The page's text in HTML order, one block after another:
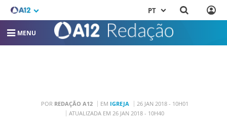
PT
MENU
POR REDAÇÃO A12 EM IGREJA
26 JAN 2018 - 10H01
ATUALIZADA EM 26 JAN 2018 - 10H40